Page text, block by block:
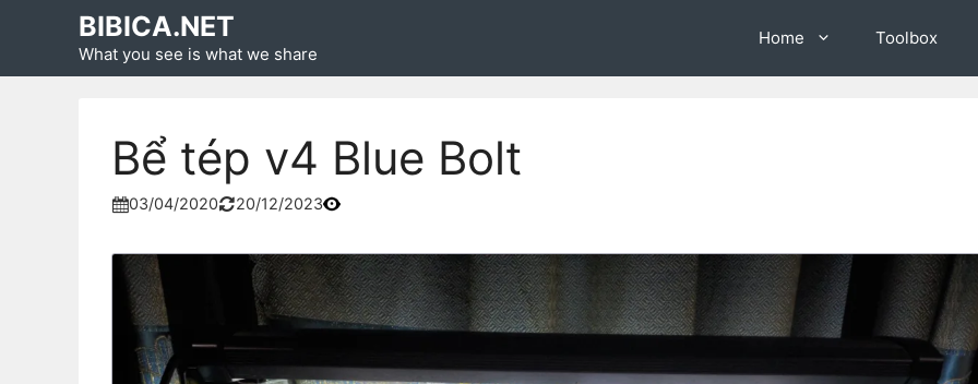
BIBICA.NET
What you see is what we share
Home Toolbox
Bể tép v4 Blue Bolt
03/04/202020/12/2023